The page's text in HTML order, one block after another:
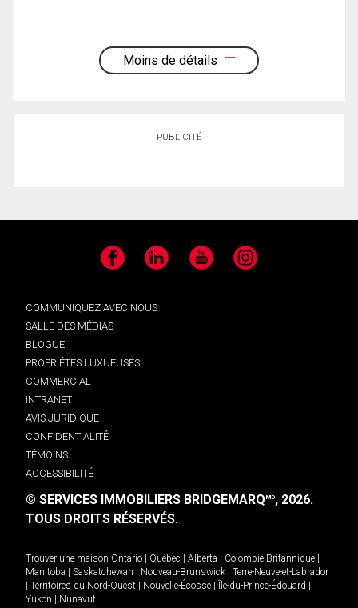
Moins de détails
PUBLICITÉ
Facebook LinkedIn YouTube Instagram
COMMUNIQUEZ AVEC NOUS
SALLE DES MÉDIAS
BLOGUE
PROPRIÉTÉS LUXUEUSES
COMMERCIAL
INTRANET
AVIS JURIDIQUE
CONFIDENTIALITÉ
TÉMOINS
ACCESSIBILITÉ
© SERVICES IMMOBILIERS BRIDGEMARQMD, 2026.
TOUS DROITS RÉSERVÉS.
Trouver une maison Ontario Québec Alberta Colombie-Britannique
Manitoba
Saskatchewan Nouveau-Brunswick
Terre-Neuve-et-Labrador
Territoires du Nord-Ouest Nouvelle-Écosse Île-du-Prince-Édouard
Yukon
Nunavut.